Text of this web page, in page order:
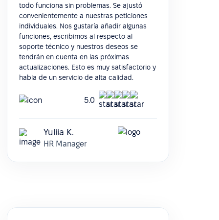
todo funciona sin problemas. Se ajustó
convenientemente a nuestras peticiones
individuales. Nos gustaría añadir algunas
funciones, escribimos al respecto al
soporte técnico y nuestros deseos se
tendrán en cuenta en las próximas
actualizaciones. Esto es muy satisfactorio y
habla de un servicio de alta calidad.
5.0
Yuliia K.
HR Manager